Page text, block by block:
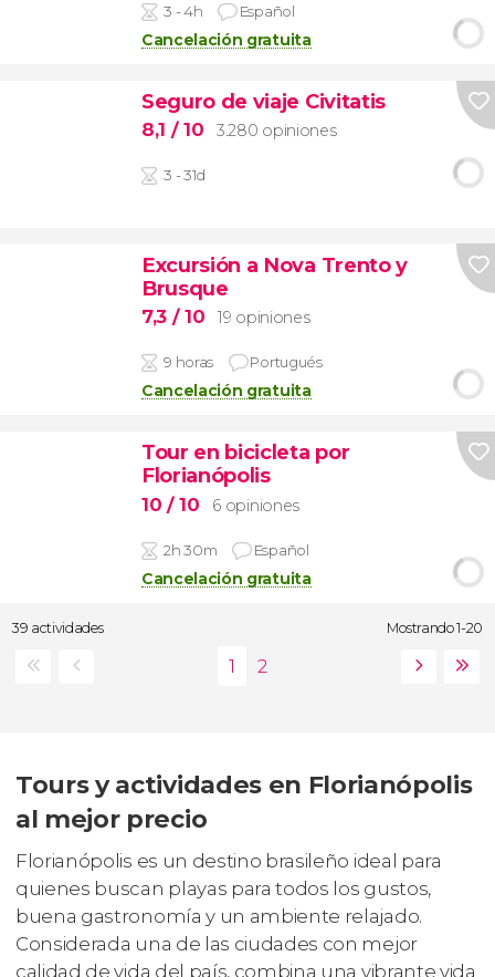
3 - 4h Español
Cancelación gratuita
Seguro de viaje Civitatis
8,1 / 10 3.280 opiniones
3 - 31d
Excursión a Nova Trento y
Brusque
7,3 / 10 19 opiniones
9 horas Portugués
Cancelación gratuita
Tour en bicicleta por
Florianópolis
10 / 10 6 opiniones
2h 30m Español
Cancelación gratuita
39 actividades Mostrando 1-20
Tours y actividades en Florianópolis
al mejor precio
Florianópolis es un destino brasileño ideal para
quienes buscan playas para todos los gustos,
buena gastronomía y un ambiente relajado.
Considerada una de las ciudades con mejor
calidad de vida del país, combina una vibrante vida